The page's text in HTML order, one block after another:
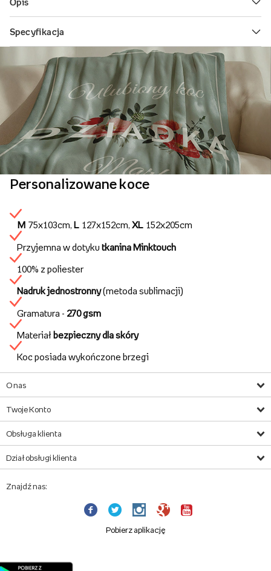
Personalizowane koce
M 75x103cm, L127x152cm, XL152x205cm
Przyjemna w dotyku tkanina Minktouch
100% z poliester
Nadruk jednostronny(metoda sublimacji)
Gramatura - 270 gsm
Materiał bezpieczny dla skóry
Koc posiada wykończone brzegi
O nas
Twoje Konto
Obsługa klienta
Dział obsługi klienta
Znajdź nas:
Pobierz aplikację